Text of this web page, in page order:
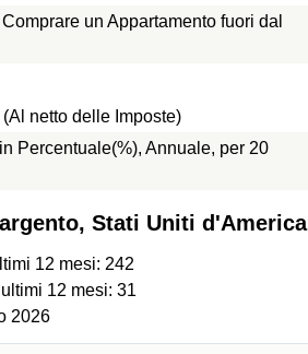
un Appartamento fuori dal
netto delle Imposte)
Percentuale(%), Annuale, per 20
Stati Uniti d'America
12 mesi: 242
12 mesi: 31
2026